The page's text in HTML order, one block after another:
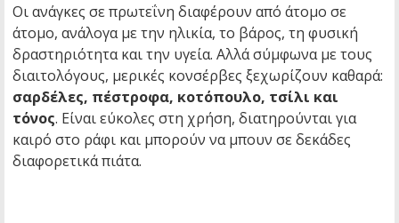
Οι ανάγκες σε πρωτεΐνη διαφέρουν από άτομο σε
άτομο, ανάλογα με την ηλικία, το βάρος, τη φυσική
δραστηριότητα και την υγεία. Αλλά σύμφωνα με τους
διαιτολόγους, μερικές κονσέρβες ξεχωρίζουν καθαρά:
σαρδέλες, πέστροφα, κοτόπουλο, τσίλι και
τόνος. Είναι εύκολες στη χρήση, διατηρούνται για
καιρό στο ράφι και μπορούν να μπουν σε δεκάδες
διαφορετικά πιάτα.